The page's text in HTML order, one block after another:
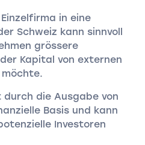
in eine
Schweiz kann sinnvoll
grössere
Kapital von externen
die Ausgabe von
Basis und kann
Investoren